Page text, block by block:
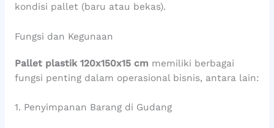
kondisi pallet (baru atau bekas).
Fungsi dan Kegunaan
Pallet plastik 120x150x15 cm memiliki berbagai
fungsi penting dalam operasional bisnis, antara lain:
1. Penyimpanan Barang di Gudang